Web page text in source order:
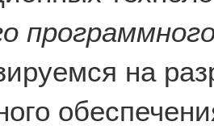
на